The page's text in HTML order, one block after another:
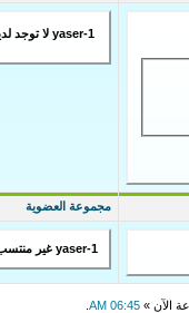
yaser-1 لا توجد لديه بيانات اتصال
مجموعة العضوية
yaser-1 غير منتسب إلى أي مجموعة عامة
الآن » 06:45 AM